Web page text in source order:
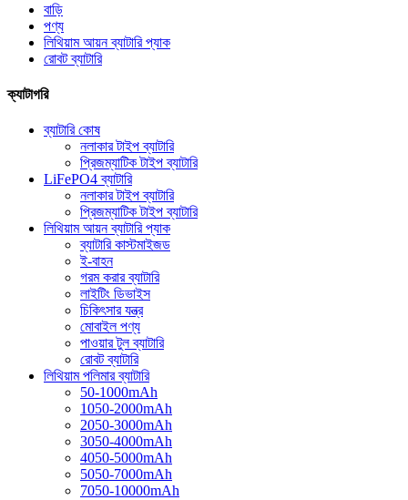
বাড়ি
পণ্য
লিথিয়াম আয়ন ব্যাটারি প্যাক
রোবট ব্যাটারি
ক্যাটাগরি
ব্যাটারি কোষ
নলাকার টাইপ ব্যাটারি
প্রিজম্যাটিক টাইপ ব্যাটারি
LiFePO4 ব্যাটারি
নলাকার টাইপ ব্যাটারি
প্রিজম্যাটিক টাইপ ব্যাটারি
লিথিয়াম আয়ন ব্যাটারি প্যাক
ব্যাটারি কাস্টমাইজড
ই-বাহন
গরম করার ব্যাটারি
লাইটিং ডিভাইস
চিকিৎসার যন্ত্র
মোবাইল পণ্য
পাওয়ার টুল ব্যাটারি
রোবট ব্যাটারি
লিথিয়াম পলিমার ব্যাটারি
50-1000mAh
1050-2000mAh
2050-3000mAh
3050-4000mAh
4050-5000mAh
5050-7000mAh
7050-10000mAh